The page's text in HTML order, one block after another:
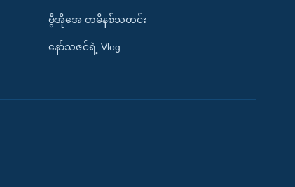
ဗွီအိုအေ တမိနစ်သတင်း
နော်သဇင်ရဲ့ Vlog